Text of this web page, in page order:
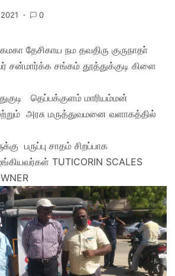
0
தேசிகாய நம தவதிரு குருநாதா்
சன்மார்க்க சங்கம் தூத்துக்குடி கிளை
தெப்பக்குளம் மாரியம்மன்
அரசு மருத்துவமனை வளாகத்தில்
பருப்பு சாதம் சிறப்பாக
TUTICORIN SCALES